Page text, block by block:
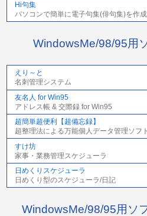
Hi句集
パソコンで簡単に電子句集(俳句集)を作
WindowsMe/98/95用
えり～と
名刺管理システム
友名人 for Win95
アドレス帳 & 交際録 for Win95
超簡単超便利【超備忘録】
超整理法による万能個人データ管理ソフト
すけ坊
家事・業務管理スケジューラ
日めくりスケジューラ
日めくり型のスケジューラ/日記
WindowsMe/98/95用ソ